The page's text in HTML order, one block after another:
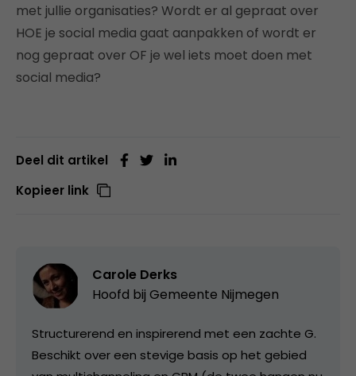
met jullie organisaties? Wordt er al gepraat over
HOE je social media gaat aanpakken of wordt er
nog gepraat over OF je wel iets moet doen met
social media?
Deel dit artikel
Kopieer link
Carole Derks
Hoofd bij Gemeente Nijmegen
Structurerend en inspirerend met een zachte G.
Beschikt over een stevige basis op het gebied